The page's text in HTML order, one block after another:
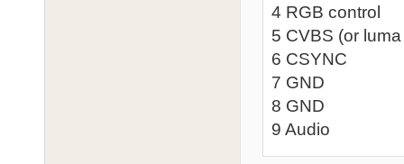
4 RGB control
5 CVBS (or
6 CSYNC
7 GND
8 GND
9 Audio